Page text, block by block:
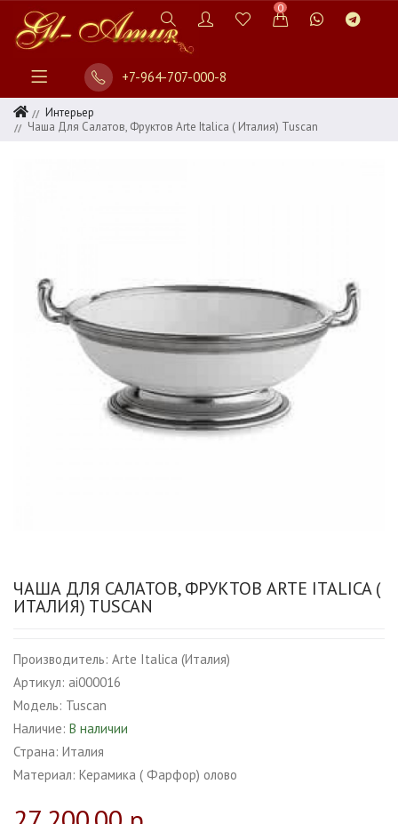
0
+7-964-707-000-8
Интерьер
Чаша Для Салатов, Фруктов Arte Italica ( Италия) Tuscan
ЧАША ДЛЯ САЛАТОВ, ФРУКТОВ ARTE ITALICA (
ИТАЛИЯ) TUSCAN
Производитель: Arte Italica (Италия)
Артикул: ai000016
Модель: Tuscan
Наличие: В наличии
Страна: Италия
Материал: Керамика ( Фарфор) олово